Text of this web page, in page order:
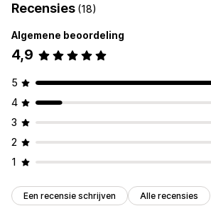
Recensies (18)
Algemene beoordeling
4,9
5
4
3
2
1
Een recensie schrijven Alle recensies